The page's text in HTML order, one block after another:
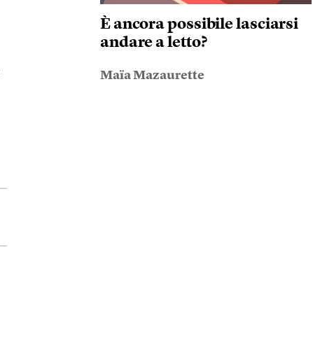
È ancora possibile lasciarsi
andare a letto?
Maïa Mazaurette